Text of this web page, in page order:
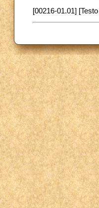
[00216-01.01]